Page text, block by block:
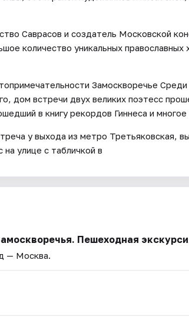
Саврасов и создатель Московской
количество уникальных православных
Замоскворечье Среди
дом встречи двух великих поэтесс
в книгу рекордов Гиннеса и многое
у выхода из метро Третьяковская,
улице с табличкой в
Пешеходная
— Москва.